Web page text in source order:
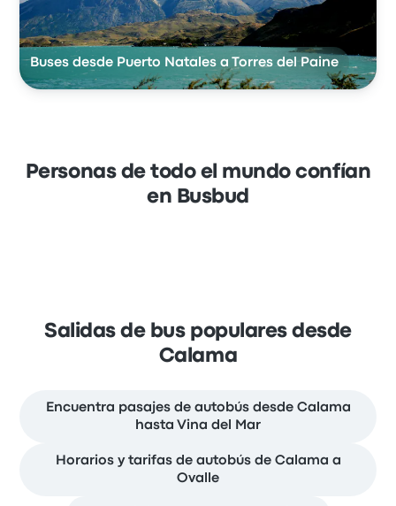
Buses desde Puerto Natales a Torres del Paine
Personas de todo el mundo confían
en Busbud
Salidas de bus populares desde
Calama
Encuentra pasajes de autobús desde Calama
hasta Vina del Mar
Horarios y tarifas de autobús de Calama a
Ovalle